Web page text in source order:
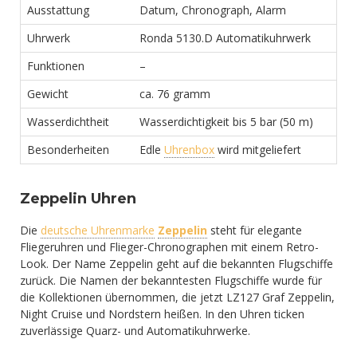
Ausstattung
Datum, Chronograph, Alarm
Uhrwerk
Ronda 5130.D Automatikuhrwerk
Funktionen
–
Gewicht
ca. 76 gramm
Wasserdichtheit
Wasserdichtigkeit bis 5 bar (50 m)
Besonderheiten
Edle Uhrenbox wird mitgeliefert
Zeppelin Uhren
Die deutsche Uhrenmarke Zeppelin steht für elegante
Fliegeruhren und Flieger-Chronographen mit einem Retro-
Look. Der Name Zeppelin geht auf die bekannten Flugschiffe
zurück. Die Namen der bekanntesten Flugschiffe wurde für
die Kollektionen übernommen, die jetzt LZ127 Graf Zeppelin,
Night Cruise und Nordstern heißen. In den Uhren ticken
zuverlässige Quarz- und Automatikuhrwerke.